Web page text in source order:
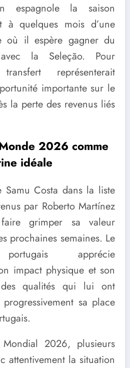
espagnole la saison
à quelques mois d’une
où il espère gagner du
la Seleção. Pour
représenterait
importante sur le
la perte des revenus liés
2026 comme
idéale
Samu Costa dans la liste
par Roberto Martínez
grimper sa valeur
prochaines semaines. Le
portugais apprécie
impact physique et son
qualités qui lui ont
sa place
2026, plusieurs
attentivement la situation